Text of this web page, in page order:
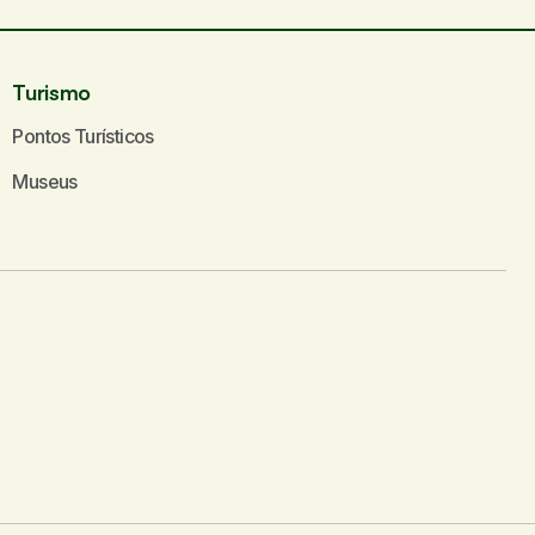
Turismo
Pontos Turísticos
Museus